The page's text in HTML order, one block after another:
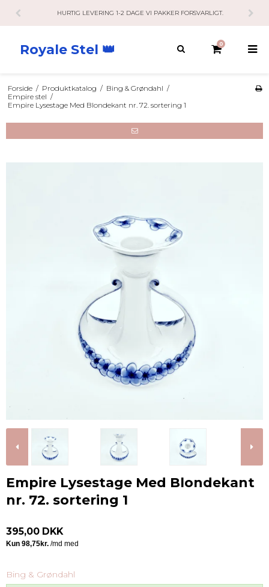
HURTIG LEVERING 1-2 DAGE VI PAKKER FORSVARLIGT.
Royale Stel 👑 0
Forside / Produktkatalog / Bing & Grøndahl /
Empire stel /
Empire Lysestage Med Blondekant nr. 72. sortering 1
Empire Lysestage Med Blondekant
nr. 72. sortering 1
395,00 DKK
Bing & Grøndahl